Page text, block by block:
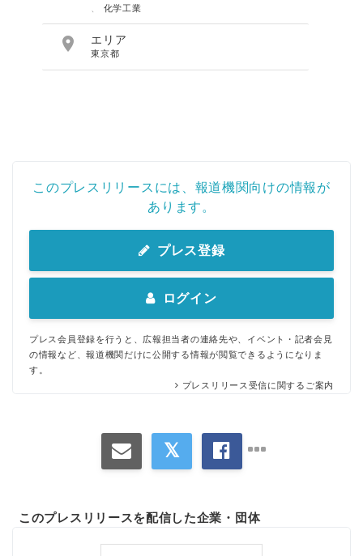
化学工業
 エリア
東京都
このプレスリリースには、報道機関向けの情報が
あります。
プレス登録
ログイン
プレス会員登録を行うと、広報担当者の連絡先や、イベント・記者会見
の情報など、報道機関だけに公開する情報が閲覧できるようになりま
す。
プレスリリース受信に関するご案内
このプレスリリースを配信した企業・団体